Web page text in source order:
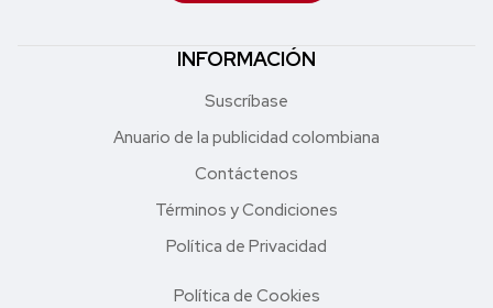
INFORMACIÓN
Suscríbase
Anuario de la publicidad colombiana
Contáctenos
Términos y Condiciones
Política de Privacidad
Política de Cookies